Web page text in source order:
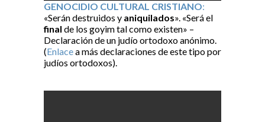
GENOCIDIO CULTURAL CRISTIANO:
«Serán destruidos y aniquilados». «Será el
final de los goyim tal como existen» –
Declaración de un judío ortodoxo anónimo.
(Enlacea más declaraciones de este tipo por
judíos ortodoxos).